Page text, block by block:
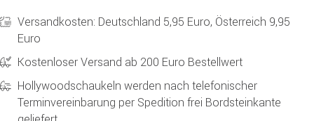
Versandkosten: Deutschland 5,95 Euro, Österreich 9,95
Euro
Kostenloser Versand ab 200 Euro Bestellwert
Hollywoodschaukeln werden nach telefonischer
Terminvereinbarung per Spedition frei Bordsteinkante